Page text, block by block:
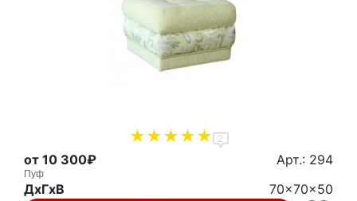
2
от 10 300₽ Арт.: 294
Пуф
ДxГxВ 70x70x50